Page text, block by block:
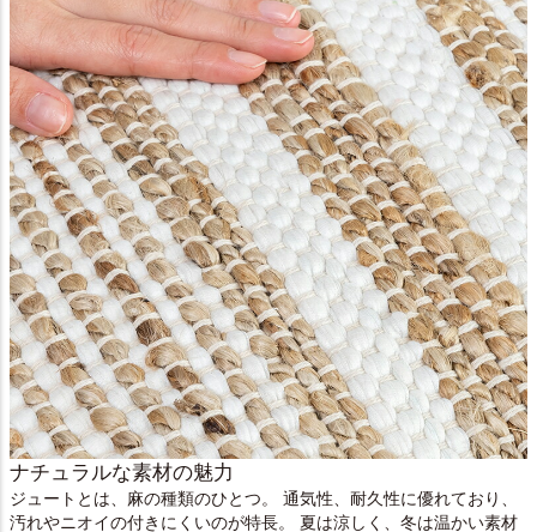
ナチュラルな素材の魅力
ジュートとは、麻の種類のひとつ。 通気性、耐久性に優れており、
汚れやニオイの付きにくいのが特長。 夏は涼しく、冬は温かい素材